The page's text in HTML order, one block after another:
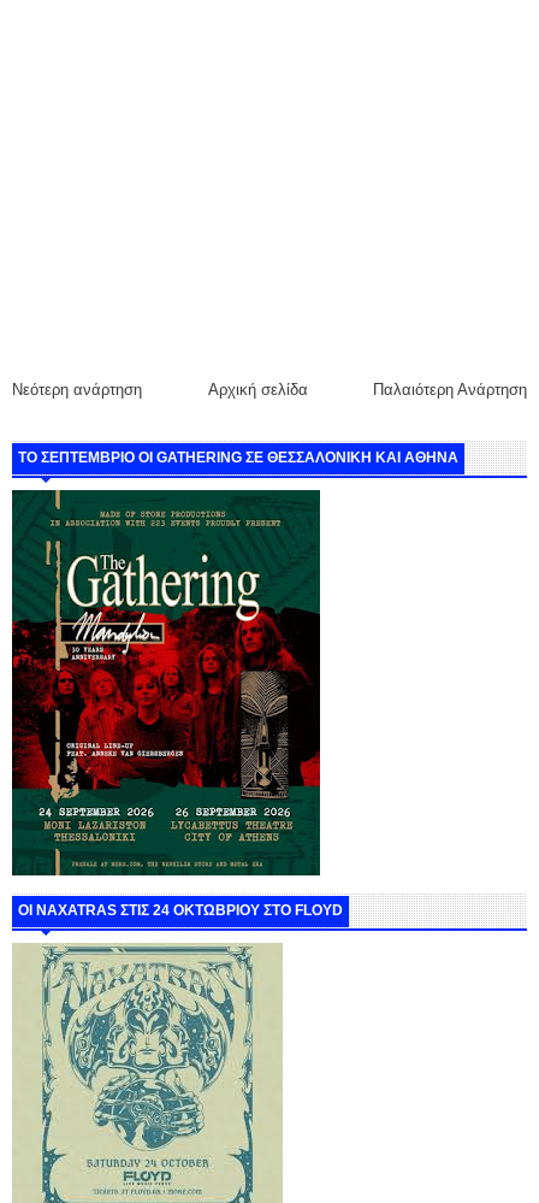
Νεότερη ανάρτηση Παλαιότερη Ανάρτηση
Αρχική σελίδα
ΤΟ ΣΕΠΤΕΜΒΡΙΟ ΟΙ GATHERING ΣΕ ΘΕΣΣΑΛΟΝΙΚΗ ΚΑΙ ΑΘΗΝΑ
ΟΙ NAXATRAS ΣΤΙΣ 24 ΟΚΤΩΒΡΙΟΥ ΣΤΟ FLOYD